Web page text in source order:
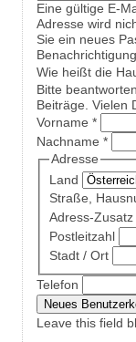
Eine gültige E-
Adresse wird
Sie ein neues
Wie heißt die
Bitte
Beiträge. Vielen
Vorname *
Nachname *
Adresse
Land
Straße,
Adress-
Postleitzahl
Stadt / Ort
Telefon
Leave this field